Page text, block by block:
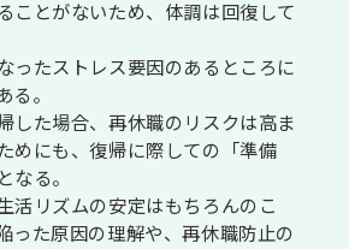
ことがないため、体調は回復して
ったストレス要因のあるところに
る。
した場合、再休職のリスクは高ま
めにも、復帰に際しての「準備
なる。
活リズムの安定はもちろんのこ
った原因の理解や、再休職防止の